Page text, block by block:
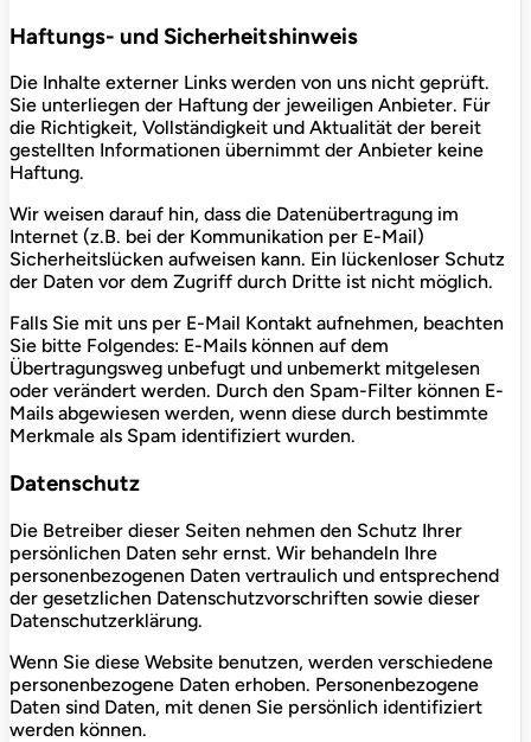
Haftungs- und Sicherheitshinweis
Die Inhalte externer Links werden von uns nicht geprüft.
Sie unterliegen der Haftung der jeweiligen Anbieter. Für
die Richtigkeit, Vollständigkeit und Aktualität der bereit
gestellten Informationen übernimmt der Anbieter keine
Haftung.
Wir weisen darauf hin, dass die Datenübertragung im
Internet (z.B. bei der Kommunikation per E-Mail)
Sicherheitslücken aufweisen kann. Ein lückenloser Schutz
der Daten vor dem Zugriff durch Dritte ist nicht möglich.
Falls Sie mit uns per E-Mail Kontakt aufnehmen, beachten
Sie bitte Folgendes: E-Mails können auf dem
Übertragungsweg unbefugt und unbemerkt mitgelesen
oder verändert werden. Durch den Spam-Filter können E-
Mails abgewiesen werden, wenn diese durch bestimmte
Merkmale als Spam identifiziert wurden.
Datenschutz
Die Betreiber dieser Seiten nehmen den Schutz Ihrer
persönlichen Daten sehr ernst. Wir behandeln Ihre
personenbezogenen Daten vertraulich und entsprechend
der gesetzlichen Datenschutzvorschriften sowie dieser
Datenschutzerklärung.
Wenn Sie diese Website benutzen, werden verschiedene
personenbezogene Daten erhoben. Personenbezogene
Daten sind Daten, mit denen Sie persönlich identifiziert
werden können.